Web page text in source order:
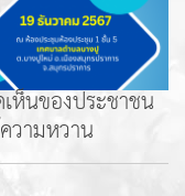
ห็นของประชาชน
วามหวาน